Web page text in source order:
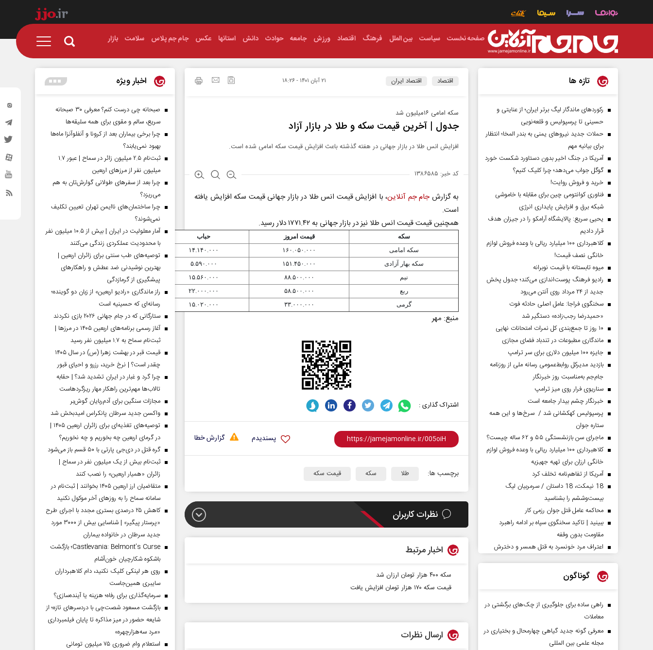
صفحه نخست سیاست بین الملل فرهنگ اقتصاد ورزش جامعه حوادث دانش استانها عکس جام جم پلاس سلامت بازار
اقتصاد اقتصاد ایران ۲۱ آبان ۱۴۰۱ - ۱۸:۲۶
سکه امامی ۱۶میلیون شد
جدول | آخرین قیمت سکه و طلا در بازار آزاد
افزایش انس طلا در بازار جهانی در هفته گذشته باعث افزایش قیمت سکه امامی شده است.
کد خبر: ۱۳۸۶۵۸۵
به گزارشجام جم آنلاین، با افزایش قیمت انس طلا در بازار جهانی قیمت سکه افزایش یافته
است.
همچنین قیمت قیمت انس طلا نیز در بازار جهانی به ۱۷۷۱.۴۲ دلار رسید.
سکه قیمت امروز
حباب
سکه امامی
۱۶۰.۰۵۰.۰۰۰
۱۴.۱۴۰.۰۰۰
سکه بهار آزادی
۱۵۱.۴۵۰.۰۰۰
۵.۵۹۰.۰۰۰
نیم
۸۸.۵۰۰.۰۰۰
۱۵.۵۶۰.۰۰۰
ربع
۵۸.۵۰۰.۰۰۰
۲۲.۰۰۰.۰۰۰
گرمی
۳۳.۰۰۰.۰۰۰ ۱۵.۰۲۰.۰۰۰
منبع: مهر
اشتراک گذاری :
گزارش خطا پسندیدم
برچسب ها: طلا سکه قیمت سکه
نظرات کاربران
اخبار مرتبط
سکه ۴۰۰ هزار تومان ارزان شد
قیمت سکه ۱۷۰ هزار تومان افزایش یافت
ارسال نظرات
تازه ها
رکورد‌های ماندگار لیگ برتر ایران؛ از عنایتی و
حسینی تا پرسپولیس و قلعه‌نویی
حملات جدید نیروهای یمنی به بندر المخا؛ انتظار
برای بیانیه مهم
آمریکا در جنگ اخیر بدون دستاورد شکست خورد
گوگل جواب می‌دهد؛ چرا کلیک کنیم؟
خرید و فروش روایت!
فناوری کوانتومی چین برای مقابله با خاموشی
شبکه برق و افزایش پایداری انرژی
یحیی سریع: پالایشگاه آرامکو را در جیزان هدف
قرار دادیم
کلاهبرداری ۱۰۰ میلیارد ریالی با وعده فروش لوازم
خانگی نصف قیمت!
میوه تابستانه با قیمت نوبرانه
رادیو فرهنگ پوست‌اندازی می‌کند؛ جدول پخش
جدید از ۲۴ مرداد روی آنتن می‌رود
سخنگوی فراجا: عامل اصلی حادثه فوت
«حمیدرضا رجب‌زاده» دستگیر شد
۱۰ روز تا جمع‌بندی کل نمرات امتحانات نهایی
ماندگاری مطبوعات در تندباد فضای مجازی
جایزه ۱۰۰ میلیون دلاری برای سر ترامپ
بازدید مدیرکل روابط‌عمومی رسانه ملی از روزنامه
جام‌جم به‌مناسبت روز خبرنگار
سناریوی فرار روی میز ترامپ
خبرنگار چشم بیدار جامعه است
پرسپولیس کهکشانی شد / سرخ‌ها و این همه
ستاره جوان
ماجرای سن بازنشستگی ۵۵ و ۶۲ ساله چیست؟
کلاهبرداری ۱۰۰ میلیارد ریالی با وعده فروش لوازم
خانگی ارزان برای تهیه جهیزیه
آمریکا از تفاهم‌نامه تخلف کرد
18 نیمکت، 18 داستان / سرمربیان لیگ
بیست‌وششم را بشناسید
محاکمه عامل قتل جوان رزمی کار
ببینید | تاکید سخنگوی سپاه بر ادامه راهبرد
مقاومت بدون وقفه
اعتراف مرد خونسرد به قتل همسر و دخترش
گوناگون
راهی ساده برای جلوگیری از چک‌های برگشتی در
معاملات
معرفی گونه جدید گیاهی چهارمحال و بختیاری در
مجله علمی بین المللی
اخبار ویژه
صبحانه چی درست کنم؟ معرفی ۳۰ صبحانه
سریع، سالم و مقوی برای همه سلیقه‌ها
چرا برخی بیماران بعد از کرونا و آنفلوآنزا ماه‌ها
بهبود نمی‌یابند؟
ثبت‌نام ۲.۵ میلیون زائر در سماح | عبور ۱.۷
میلیون نفر از مرز‌های اربعین
چرا بعد از سفرهای طولانی گوارش‌تان به هم
می‌ریزد؟
چرا ساختمان‌های ناایمن تهران تعیین تکلیف
نمی‌شوند؟
آمار معلولیت در ایران | بیش از ۱۰.۵ میلیون نفر
با محدودیت عملکردی زندگی می‌کنند
توصیه‌های طب سنتی برای زائران اربعین |
بهترین نوشیدنی ضد عطش و راهکارهای
پیشگیری از گرمازدگی
راز ماندگاری «رادیو اربعین» از زبان دو گوینده؛
رسانه‌ای که حسینیه است
ستارگانی که در جام جهانی ۲۰۲۶ بازی نکردند
آغاز رسمی برنامه‌های اربعین ۱۴۰۵ در مرز‌ها |
ثبت‌نام سماح به ۱.۷ میلیون نفر رسید
قیمت قبر در بهشت زهرا (س) در سال ۱۴۰۵
چقدر است؟ | نرخ خرید، رزرو و احیای قبور
چرا گرد و غبار در ایران تشدید شد؟ | حقابه
تالاب‌ها مهم‌ترین راهکار مهار ریزگردهاست
مجازات سنگین برای آدم‌ربایان گوش‌بر
واکسن جدید سرطان پانکراس امیدبخش شد
توصیه‌های تغذیه‌ای برای زائران اربعین ۱۴۰۵ |
در گرمای اربعین چه بخوریم و چه نخوریم؟
گره قتل در دی‌جی پارتی با ۵۰ قسم باز می‌شود
ثبت‌نام بیش از یک میلیون نفر در سماح |
زائران «همیار اربعین» را نصب کنند
متقاضیان ارز اربعین ۱۴۰۵ بخوانند | ثبت‌نام در
سامانه سماح را به روز‌های آخر موکول نکنید
کاهش ۲۵ درصدی بستری مجدد با اجرای طرح
«پرستار پیگیر» | شناسایی بیش از ۳۰۰۰ مورد
جدید سرطان در خانواده بیماران
Castlevania: Belmont’s Curse؛ بازگشت
باشکوه شکارچیان خون‌آشام
روی هر لینکی کلیک نکنید، دام کلاهبرداران
سایبری همین‌جاست
سرمایه‌گذاری برای رفاه؛ هزینه یا آینده‌سازی؟
بازگشت مسعود شصت‌چی با دردسر‌های تازه؛ از
شایعه حضور در میز مذاکره تا پایان فیلمبرداری
«مرد سه‌هزارچهره»
استعلام وام ضروری ۷۵ میلیون تومانی